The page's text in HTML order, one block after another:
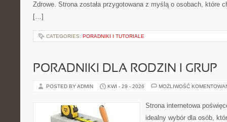
Zdrowe. Strona została przygotowana z myślą o osobach, które
[…]
CATEGORIES: PORADNIKI I TUTORIALE
PORADNIKI DLA RODZIN I GRUP
POSTED BY ADMIN KWI - 29 - 2026 MOŻLIWOŚĆ
Strona internetowa
idealny wybór dla osób,